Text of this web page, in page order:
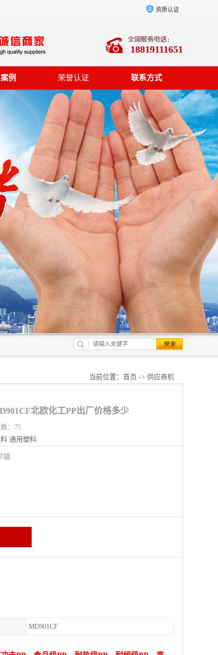
资质认证
18819111651
例 荣誉认证 联系方式
当前位置： 首页 -> 供应商机
北欧化工PP出厂价格多少
：75
通用塑料
镇
MD901CF